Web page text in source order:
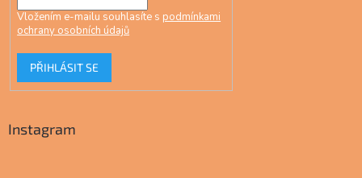
Vložením e-mailu souhlasíte s podmínkami
ochrany osobních údajů
PŘIHLÁSIT SE
Instagram